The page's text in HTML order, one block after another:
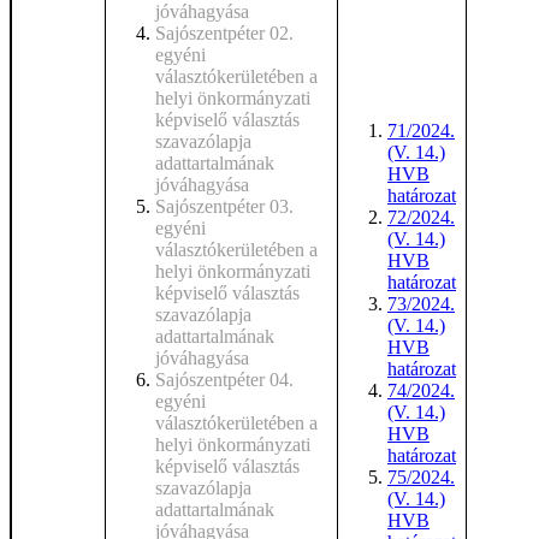
jóváhagyása
Sajószentpéter 02.
egyéni
választókerületében a
helyi önkormányzati
képviselő választás
szavazólapja
adattartalmának
jóváhagyása
Sajószentpéter 03.
egyéni
választókerületében a
helyi önkormányzati
képviselő választás
szavazólapja
adattartalmának
jóváhagyása
Sajószentpéter 04.
egyéni
választókerületében a
helyi önkormányzati
képviselő választás
szavazólapja
adattartalmának
jóváhagyása
71/2024.
(V. 14.)
HVB
határozat
72/2024.
(V. 14.)
HVB
határozat
73/2024.
(V. 14.)
HVB
határozat
74/2024.
(V. 14.)
HVB
határozat
75/2024.
(V. 14.)
HVB